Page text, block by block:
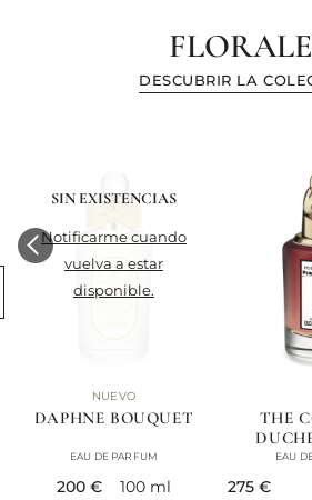
DESCUBRIR LA
SIN EXISTENCIAS
notificarme cuando
vuelva a estar
disponible.
NUEVO
DAPHNE BOUQUET
EAU DE PARFUM
current price
200 € 100 ml
THE
EAU
current
275 €